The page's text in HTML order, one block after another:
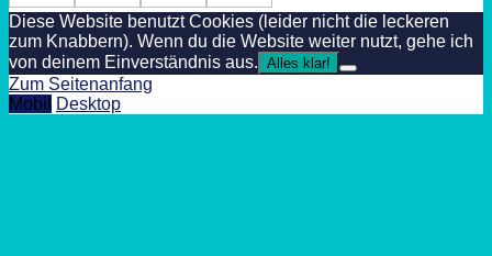
Diese Website benutzt Cookies (leider nicht die leckeren
zum Knabbern). Wenn du die Website weiter nutzt, gehe ich
von deinem Einverständnis aus. Alles klar!
Zum Seitenanfang
Mobil
Desktop